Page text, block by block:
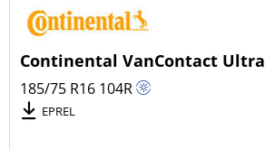
Continental VanContact Ultra
185/75 R16 104R
EPREL